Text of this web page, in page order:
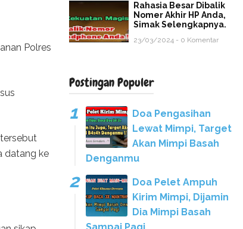
Polres
datang ke
Rahasia Besar Dibalik
Nomer Akhir HP Anda,
Simak Selengkapnya.
23/03/2024 - 0 Komentar
Postingan Populer
Doa Pengasihan
Lewat Mimpi, Target
Akan Mimpi Basah
Denganmu
Doa Pelet Ampuh
Kirim Mimpi, Dijamin
Dia Mimpi Basah